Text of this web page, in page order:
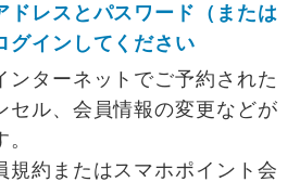
ドレスとパスワード（または
グインしてください
ンターネットでご予約された
セル、会員情報の変更などが
規約またはスマホポイント会